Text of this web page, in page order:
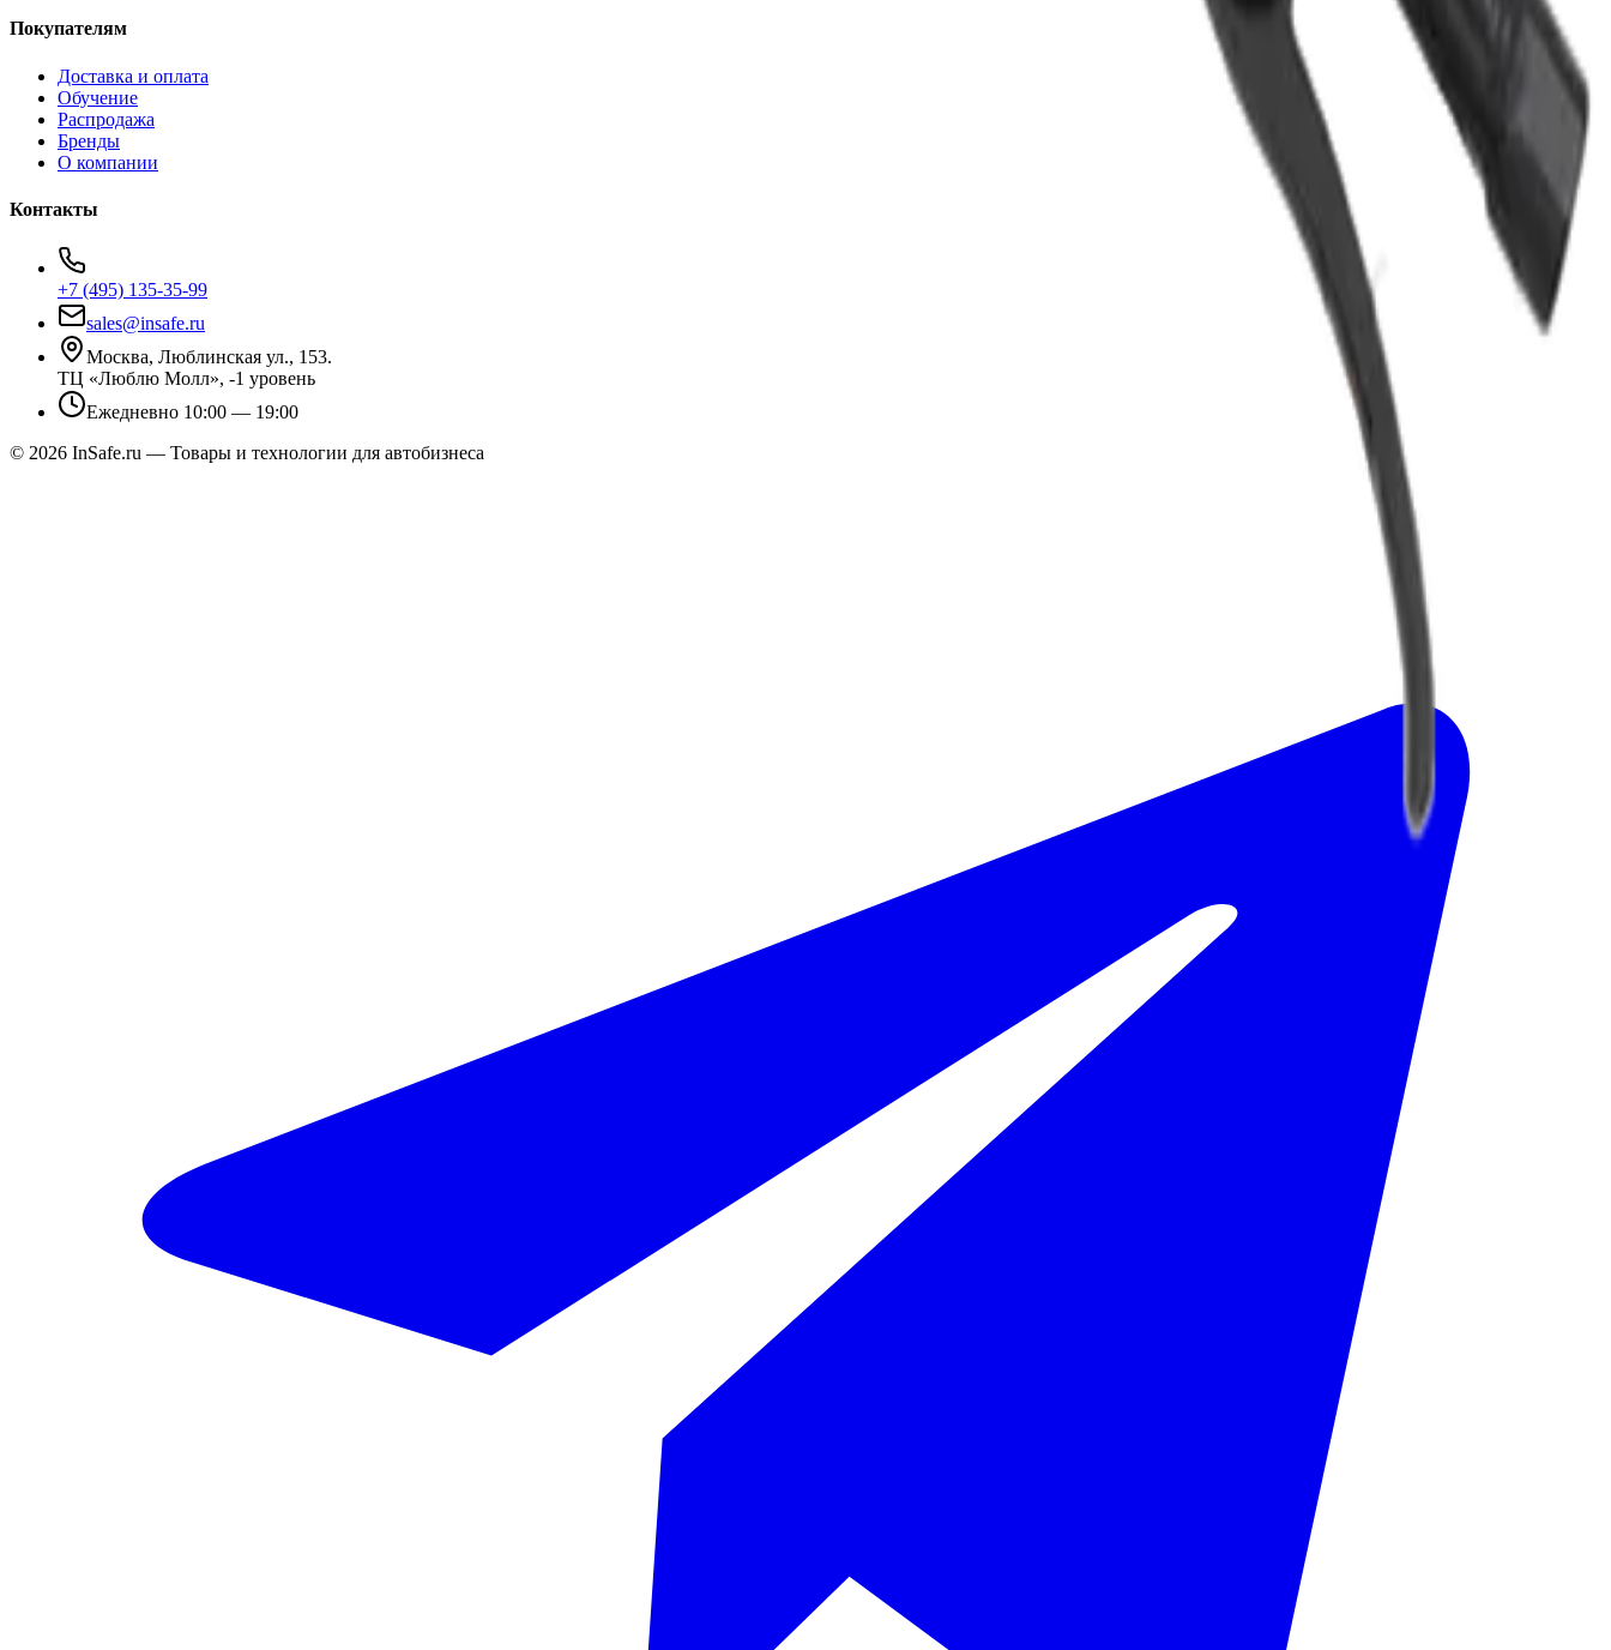
Покупателям
Доставка и оплата
Обучение
Распродажа
Бренды
О компании
Контакты
+7 (495) 135-35-99
sales@insafe.ru
Москва, Люблинская ул., 153.
ТЦ «Люблю Молл», -1 уровень
Ежедневно 10:00 — 19:00
© 2026 InSafe.ru — Товары и технологии для автобизнеса